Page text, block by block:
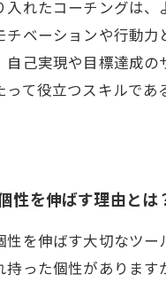
れたコーチングは、
チベーションや行動力
自己実現や目標達成の
て役立つスキルであ
性を伸ばす理由とは
を伸ばす大切なツー
った個性があります